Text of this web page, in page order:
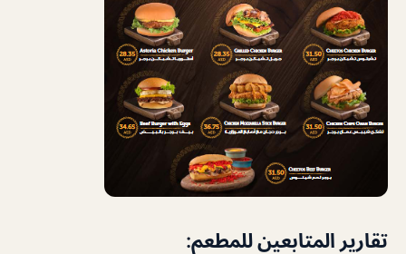
تقارير المتابعين للمطعم: